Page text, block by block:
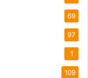
69
97
1
109